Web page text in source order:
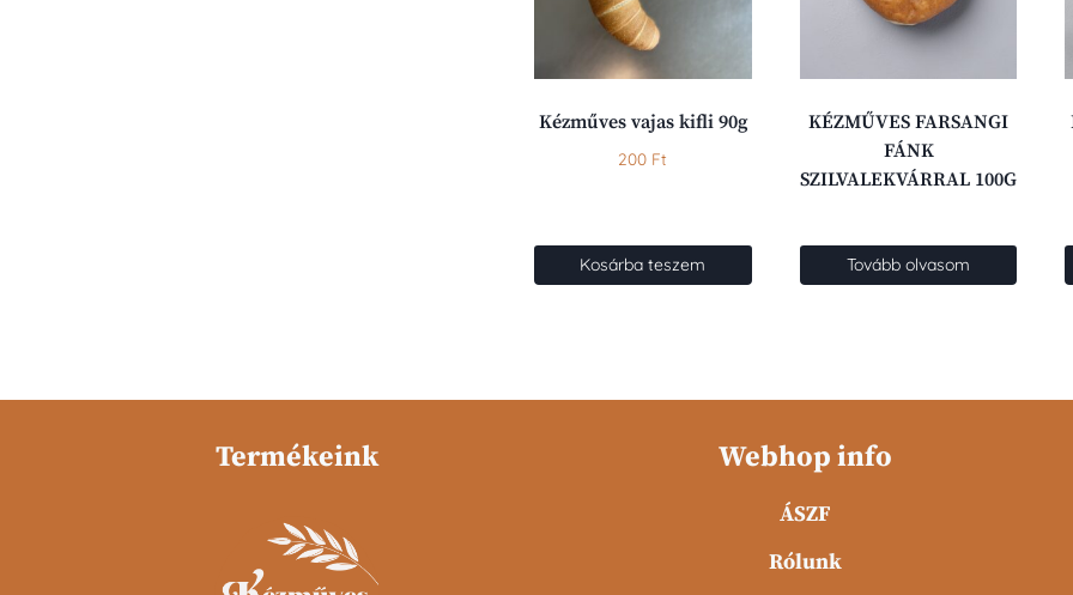
Kézműves vajas kifli 90g
200 Ft
Kosárba teszem
KÉZMŰVES FARSANGI
FÁNK
SZILVALEKVÁRRAL 100G
Tovább olvasom
Termékeink Webhop info
ÁSZF
Rólunk